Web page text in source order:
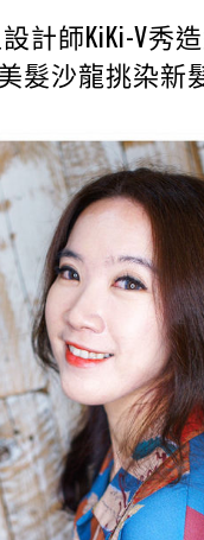
師KiKi-V秀造
髮沙龍挑染新